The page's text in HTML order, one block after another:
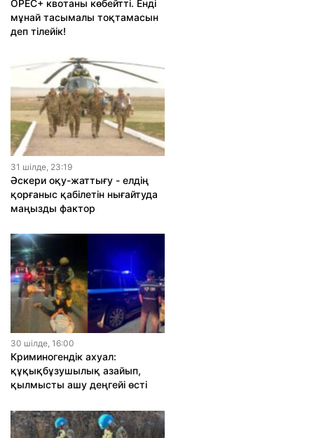
OPEC+ квотаны көбейтті. Енді
мұнай тасымалы тоқтамасын
деп тілейік!
31 шiлде, 23:19
Әскери оқу-жаттығу - елдің
қорғаныс қабілетін нығайтуда
маңызды фактор
30 шiлде, 16:00
Криминогендік ахуал:
құқықбұзушылық азайып,
қылмысты ашу деңгейі өсті